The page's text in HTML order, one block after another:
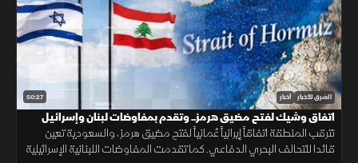
50:27 الشرق للأخبار أخبار
اتفاق وشيك لفتح مضيق هرمز.. وتقدم بمفاوضات لبنان وإسرائيل
تترقب المنطقة اتفاقاً إيرانياً عُمانياً لفتح مضيق هرمز، والسعودية تعين
قائدا للتحالف البحري الدفاعي. كما تقدمت المفاوضات اللبنانية الإسرائيلية